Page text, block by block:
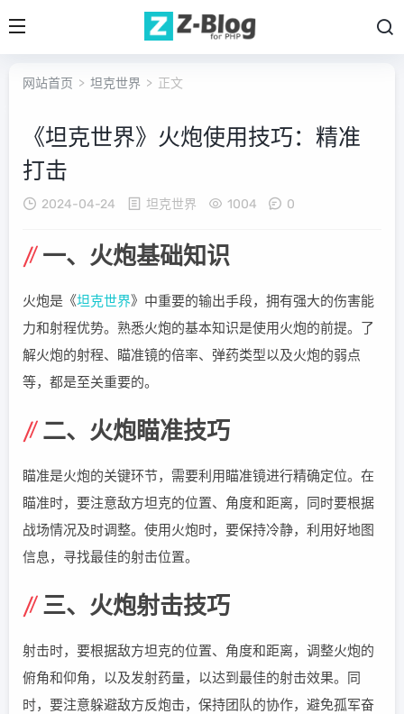
网站首页 > 坦克世界 > 正文
《坦克世界》火炮使用技巧：精准
打击
2024-04-24 坦克世界 1004 0
一、火炮基础知识
火炮是《坦克世界》中重要的输出手段，拥有强大的伤害能
力和射程优势。熟悉火炮的基本知识是使用火炮的前提。了
解火炮的射程、瞄准镜的倍率、弹药类型以及火炮的弱点
等，都是至关重要的。
二、火炮瞄准技巧
瞄准是火炮的关键环节，需要利用瞄准镜进行精确定位。在
瞄准时，要注意敌方坦克的位置、角度和距离，同时要根据
战场情况及时调整。使用火炮时，要保持冷静，利用好地图
信息，寻找最佳的射击位置。
三、火炮射击技巧
射击时，要根据敌方坦克的位置、角度和距离，调整火炮的
俯角和仰角，以及发射药量，以达到最佳的射击效果。同
时，要注意躲避敌方反炮击，保持团队的协作，避免孤军奋